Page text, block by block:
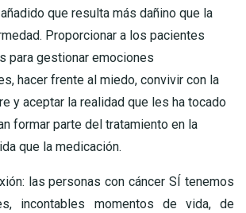
que resulta más dañino que la
Proporcionar a los pacientes
para gestionar emociones
hacer frente al miedo, convivir con la
y aceptar la realidad que les ha tocado
formar parte del tratamiento en la
que la medicación.
las personas con cáncer SÍ tenemos
incontables momentos de vida, de